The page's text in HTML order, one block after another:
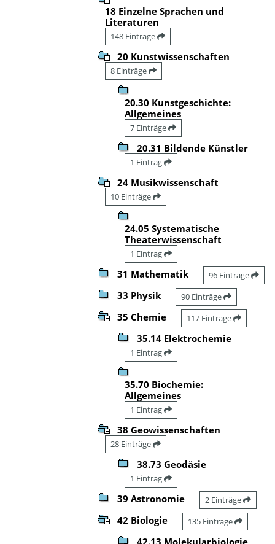
18 Einzelne Sprachen und
Literaturen
148 Einträge
20 Kunstwissenschaften
8 Einträge
20.30 Kunstgeschichte:
Allgemeines
7 Einträge
20.31 Bildende Künstler
1 Eintrag
24 Musikwissenschaft
10 Einträge
24.05 Systematische
Theaterwissenschaft
1 Eintrag
31 Mathematik 96 Einträge
33 Physik 90 Einträge
35 Chemie 117 Einträge
35.14 Elektrochemie
1 Eintrag
35.70 Biochemie:
Allgemeines
1 Eintrag
38 Geowissenschaften
28 Einträge
38.73 Geodäsie
1 Eintrag
39 Astronomie 2 Einträge
42 Biologie 135 Einträge
42.13 Molekularbiologie